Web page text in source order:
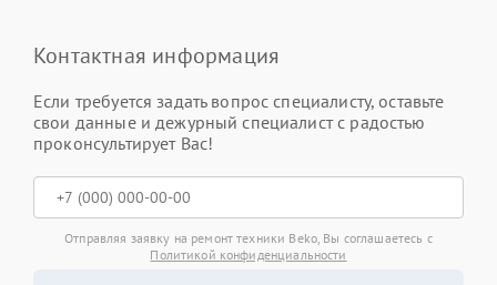
Контактная информация
Если требуется задать вопрос специалисту, оставьте
свои данные и дежурный специалист с радостью
проконсультирует Вас!
Отправляя заявку на ремонт техники Beko, Вы соглашаетесь с
Политикой конфиденциальности